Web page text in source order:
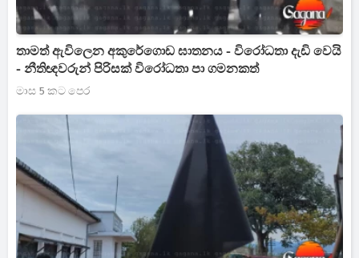
තාමත් ඇවිලෙන අකුරේගොඩ ඝාතනය - විරෝධතා දැඩි වෙයි
- නීතිඥවරුන් පිරිසක් විරෝධතා පා ගමනකත්
මාස 5 කට පෙර